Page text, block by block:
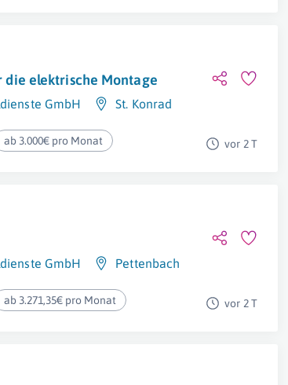
elektrische Montage
GmbH St. Konrad
ab 3.000€ pro Monat vor 2 T
GmbH Pettenbach
ab 3.271,35€ pro Monat vor 2 T